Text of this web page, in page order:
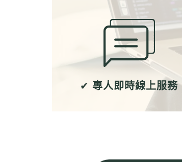
✔ 專人即時線上服務